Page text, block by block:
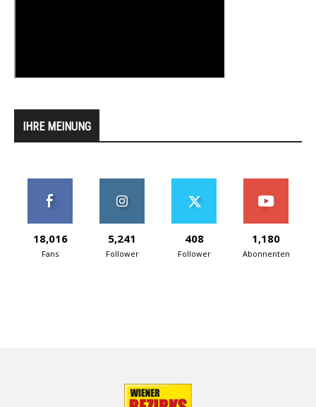
IHRE MEINUNG
18,016
Fans
5,241
Follower
408
Follower
1,180
Abonnenten